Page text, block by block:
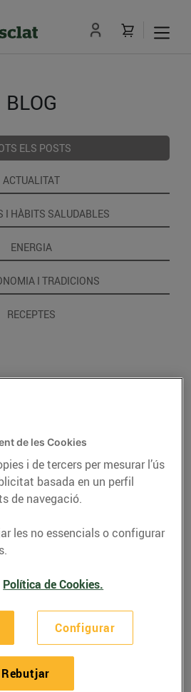
BLOG
ELS POSTS
ACTUALITAT
I HÀBITS SALUDABLES
ENERGIA
I TRADICIONS
RECEPTES
pernil
beixamel de
de les Cookies
i de tercers per mesurar l’ús
basada en un perfil
de navegació.
les no essencials o configurar
Política de Cookies.
Configurar
Rebutjar